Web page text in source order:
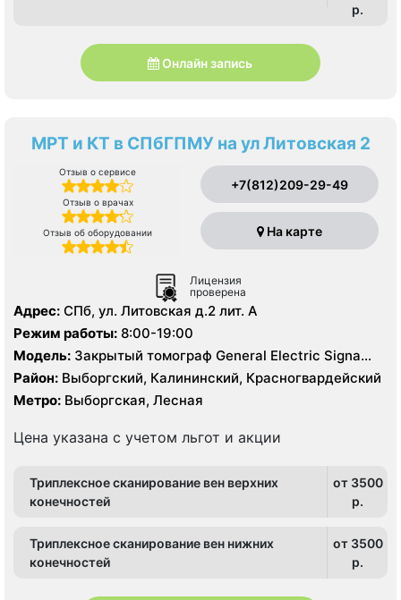
p.
Онлайн запись
МРТ и КТ в СПбГПМУ на ул Литовская 2
Отзыв о сервисе
Отзыв о врачах
Отзыв об оборудовании
+7(812)209-29-49
На карте
Лицензия
проверена
Адрес: СПб, ул. Литовская д.2 лит. А
Режим работы: 8:00-19:00
Модель: Закрытый томограф General Electric Signa
HDx 1.5 Тесла, Philips Ingenia 1.5 Тесла, КТ Philips
Ingenuity 128 срезов, УЗИ
Район: Выборгский, Калининский, Красногвардейский
Метро: Выборгская, Лесная
Цена указана с учетом льгот и акции
Триплексное сканирование вен верхних
конечностей
от 3500
p.
Триплексное сканирование вен нижних
конечностей
от 3500
p.